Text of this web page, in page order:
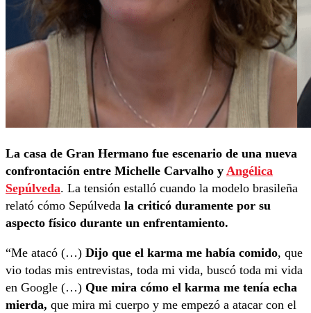
La casa de Gran Hermano fue escenario de una nueva
confrontación entre Michelle Carvalho y Angélica
Sepúlveda. La tensión estalló cuando la modelo brasileña
relató cómo Sepúlveda la criticó duramente por su
aspecto físico durante un enfrentamiento.
“Me atacó (…) Dijo que el karma me había comido, que
vio todas mis entrevistas, toda mi vida, buscó toda mi vida
en Google (…) Que mira cómo el karma me tenía echa
mierda, que mira mi cuerpo y me empezó a atacar con el